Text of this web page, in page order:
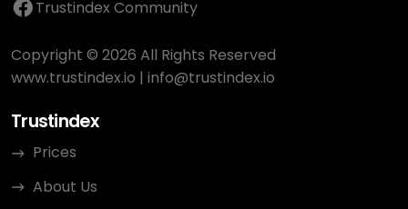
Trustindex Community
Copyright © 2026 All Rights Reserved
www.trustindex.io | info@trustindex.io
Trustindex
Prices
About Us